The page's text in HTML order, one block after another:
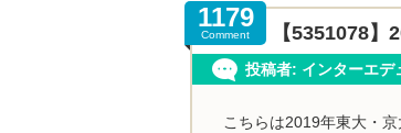
1179
Comment 【5351078
投稿者: インターエデ
こちらは2019年東大・